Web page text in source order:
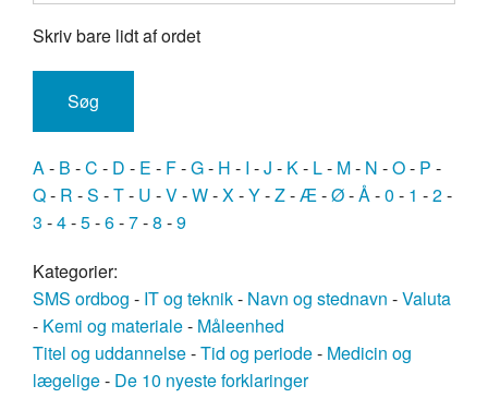
Skriv bare lidt af ordet
A- B -C - D - E - F-G- H - I -J - K- L- M- N -O- P -
Q- R -S -T- U -V-W-X-Y-Z-Æ-Ø-Å-0 - 1 -2-
3 -4-5-6-7-8 -9
Kategorier:
SMS ordbog - IT og teknik- Navn og stednavn -Valuta
- Kemi og materiale- Måleenhed
Titel og uddannelse-Tid og periode- Medicin og
lægelige- De 10 nyeste forklaringer